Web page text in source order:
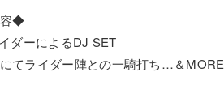
◆
ダーによるDJ SET
にてライダー陣との一騎打ち…＆MORE